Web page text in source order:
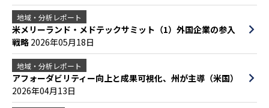
地域・分析レポート
米メリーランド・メドテックサミット（1）外国企業の参入
戦略 2026年05月18日
地域・分析レポート
アフォーダビリティー向上と成果可視化、州が主導（米国）
2026年04月13日